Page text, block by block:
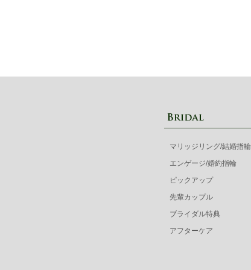
マリッジリング/結婚指輪
エンゲージ/婚約指輪
ピックアップ
先輩カップル
ブライダル特典
アフターケア